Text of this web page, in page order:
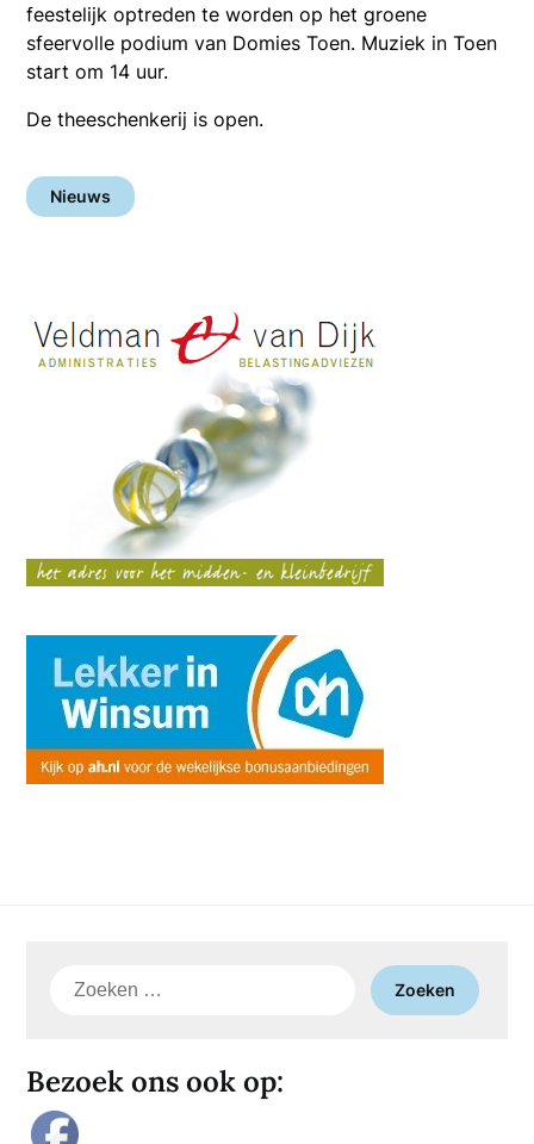
feestelijk optreden te worden op het groene
sfeervolle podium van Domies Toen. Muziek in Toen
start om 14 uur.
De theeschenkerij is open.
Nieuws
Zoeken
Bezoek ons ook op: